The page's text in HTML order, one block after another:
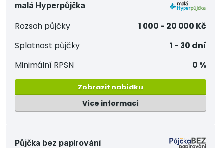
malá Hyperpůjčka
Rozsah půjčky
1 000 - 20 000 Kč
Splatnost půjčky
1 - 30 dní
Minimální RPSN
0 %
Zobrazit nabídku
Více informací
Půjčka bez papírování